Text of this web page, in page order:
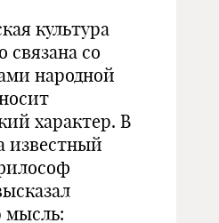
культура
связана со
народной
характер. В
известный
мысль: